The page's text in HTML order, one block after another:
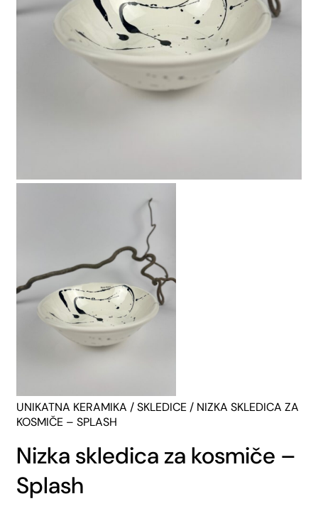
UNIKATNA KERAMIKA /SKLEDICE / NIZKA SKLEDICA ZA
KOSMIČE – SPLASH
Nizka skledica za kosmiče –
Splash